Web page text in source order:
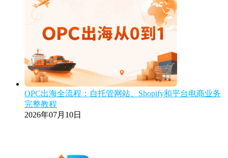
OPC出海全流程：自托管网站、Shopify和平台电商业务
完整教程
2026年07月10日